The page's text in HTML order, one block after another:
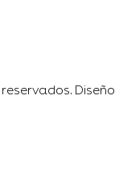
Diseño